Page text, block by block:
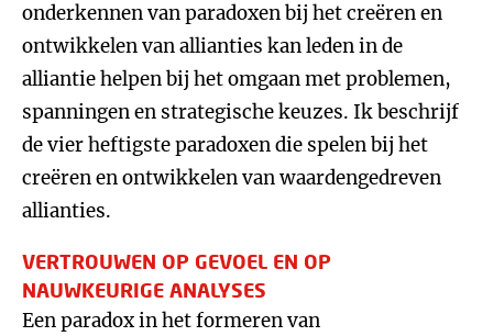
onderkennen van paradoxen bij het creëren en
ontwikkelen van allianties kan leden in de
alliantie helpen bij het omgaan met problemen,
spanningen en strategische keuzes. Ik beschrijf
de vier heftigste paradoxen die spelen bij het
creëren en ontwikkelen van waardengedreven
allianties.
VERTROUWEN OP GEVOEL EN OP
NAUWKEURIGE ANALYSES
Een paradox in het formeren van